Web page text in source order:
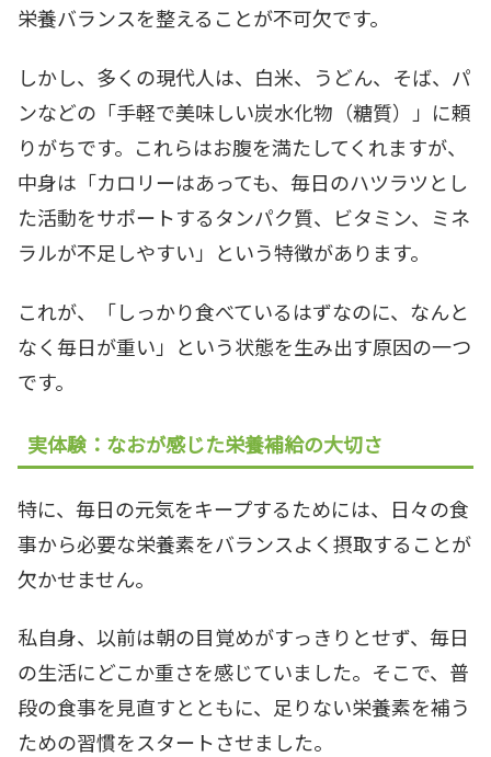
栄養バランスを整えることが不可欠です。
しかし、多くの現代人は、白米、うどん、そば、パ
ンなどの「手軽で美味しい炭水化物（糖質）」に頼
りがちです。これらはお腹を満たしてくれますが、
中身は「カロリーはあっても、毎日のハツラツとし
た活動をサポートするタンパク質、ビタミン、ミネ
ラルが不足しやすい」という特徴があります。
これが、「しっかり食べているはずなのに、なんと
なく毎日が重い」という状態を生み出す原因の一つ
です。
実体験：なおが感じた栄養補給の大切さ
特に、毎日の元気をキープするためには、日々の食
事から必要な栄養素をバランスよく摂取することが
欠かせません。
私自身、以前は朝の目覚めがすっきりとせず、毎日
の生活にどこか重さを感じていました。そこで、普
段の食事を見直すとともに、足りない栄養素を補う
ための習慣をスタートさせました。